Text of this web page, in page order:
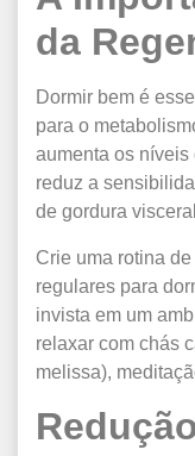
da
Dormir bem é
para o
aumenta os níveis
reduz a
de gordura
Crie uma rotina
regulares para
invista em um
relaxar com chás
melissa),